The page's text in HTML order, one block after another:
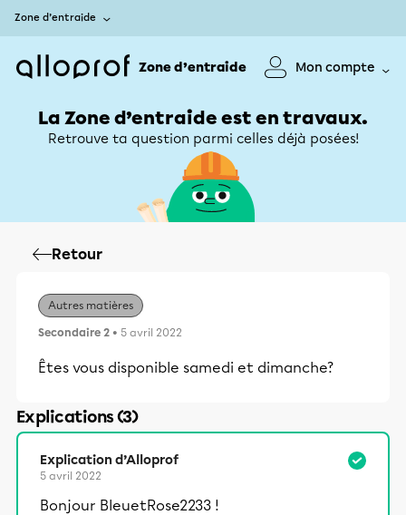
Zone d’entraide
Zone d’entraide Mon compte
La Zone d’entraide est en travaux.
Retrouve ta question parmi celles déjà posées!
Retour
Autres matières
Secondaire 2 • 5 avril 2022
Êtes vous disponible samedi et dimanche?
Explications (3)
Explication d’Alloprof
5 avril 2022
Bonjour BleuetRose2233 !